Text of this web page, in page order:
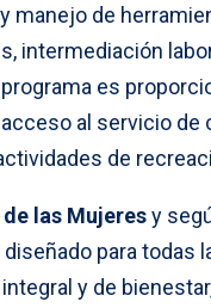
manejo de
intermediación
es
al servicio
de
las Mujeresy
para todas
y de